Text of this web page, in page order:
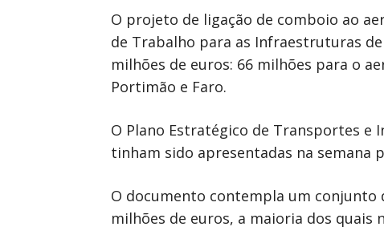
O projeto de ligação de comboio ao
de Trabalho para as Infraestruturas
milhões de euros: 66 milhões para o
Portimão e Faro.
O Plano Estratégico de Transportes e
tinham sido apresentadas na semana
O documento contempla um
milhões de euros, a maioria dos